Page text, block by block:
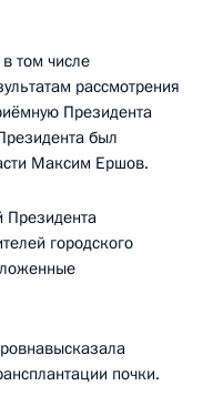
том числе
рассмотрения
Президента
был
Максим Ершов.
Президента
городского
почки.